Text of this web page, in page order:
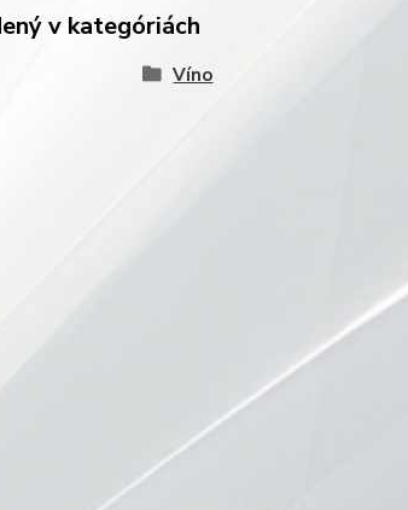
v kategóriách
Víno